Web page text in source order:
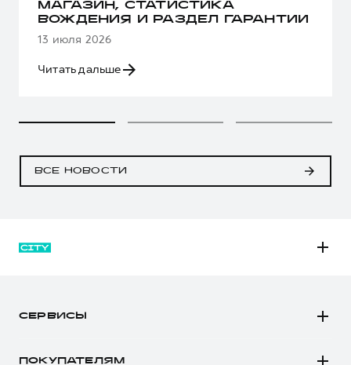
МАГАЗИН, СТАТИСТИКА
ВОЖДЕНИЯ И РАЗДЕЛ ГАРАНТИИ
13 июля 2026
Читать дальше
ВСЕ НОВОСТИ
СЕРВИСЫ
ПОКУПАТЕЛЯМ